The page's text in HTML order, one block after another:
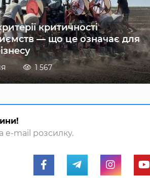
критичності
— що це означає для
1 567
e-mail розсилку.